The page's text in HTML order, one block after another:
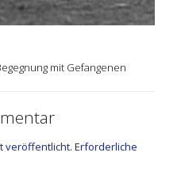
mit Gefangenen
veröffentlicht. Erforderliche